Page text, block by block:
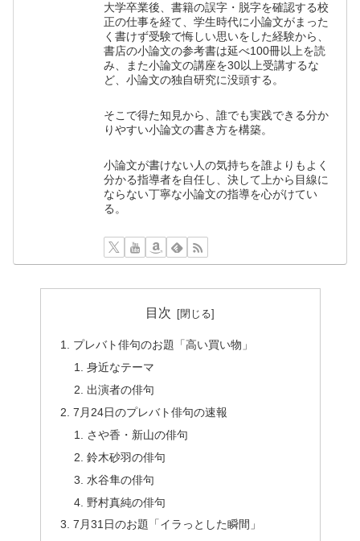
大学卒業後、書籍の誤字・脱字を確認する校
正の仕事を経て、学生時代に小論文がまった
く書けず受験で悔しい思いをした経験から、
書店の小論文の参考書は延べ100冊以上を読
み、また小論文の講座を30以上受講するな
ど、小論文の独自研究に没頭する。
そこで得た知見から、誰でも実践できる分か
りやすい小論文の書き方を構築。
小論文が書けない人の気持ちを誰よりもよく
分かる指導者を自任し、決して上から目線に
ならない丁寧な小論文の指導を心がけてい
る。
目次
プレバト俳句のお題「高い買い物」
身近なテーマ
出演者の俳句
7月24日のプレバト俳句の速報
さや香・新山の俳句
鈴木砂羽の俳句
水谷隼の俳句
野村真純の俳句
7月31日のお題「イラっとした瞬間」